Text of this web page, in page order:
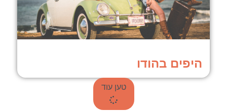
היפים בהודו
טען עוד